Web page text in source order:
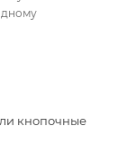
кнопочные